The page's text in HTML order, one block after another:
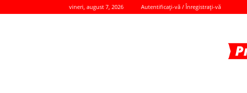
vineri, august 7, 2026 Autentificați-vă / Înregistrați-vă